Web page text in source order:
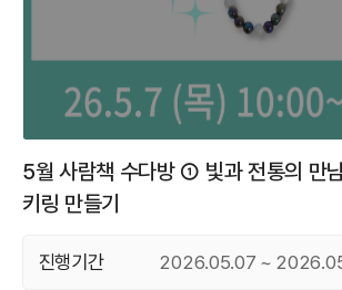
5월 사람책 수다방 ① 빛과 전통의 만
키링 만들기
진행기간 2026.05.07 ~